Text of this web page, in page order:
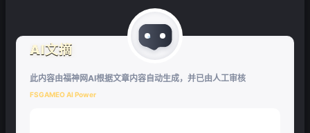
AI文摘
此内容由福神网AI根据文章内容自动生成，并已由人工审核
FSGAMEO AI Power